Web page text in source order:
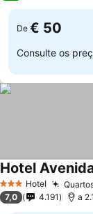
De € 50
Consulte os
3 EstrelasHotel
Hotel
7,0 4.191 a